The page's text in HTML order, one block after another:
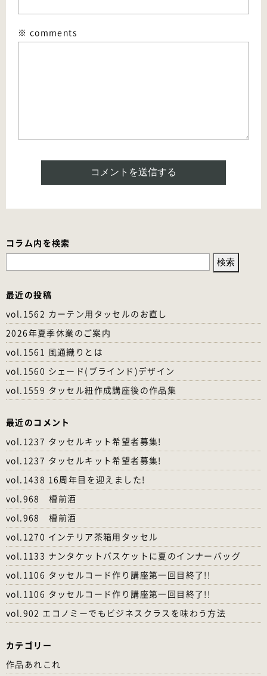
※ comments
コラム内を検索
検
最近の投稿
vol.1562 カーテン用タッセルのお直し
2026年夏季休業のご案内
vol.1561 風通織りとは
vol.1560 シェード(ブラインド)デザイン
vol.1559 タッセル紐作成講座後の作品集
最近のコメント
vol.1237 タッセルキット希望者募集!
vol.1237 タッセルキット希望者募集!
vol.1438 16周年目を迎えました!
vol.968 槽前酒
vol.968 槽前酒
vol.1270 インテリア茶箱用タッセル
vol.1133 ナンタケットバスケットに夏のインナーバッグ
vol.1106 タッセルコード作り講座第一回目終了!!
vol.1106 タッセルコード作り講座第一回目終了!!
vol.902 エコノミーでもビジネスクラスを味わう方法
カテゴリー
作品あれこれ